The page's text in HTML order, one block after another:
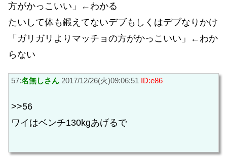
方がかっこいい」←わかる
たいして体も鍛えてないデブもしくはデブなりかけ
「ガリガリよりマッチョの方がかっこいい」←わか
らない
57:名無しさん 2017/12/26(火)09:06:51 ID:e86
>>56
ワイはベンチ130kgあげるで